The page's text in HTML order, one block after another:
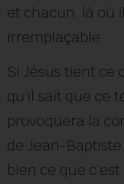
et chacun, là où
irremplaçable.
Si Jésus tient ce
qu’il sait que ce
provoquera la
de Jean-
bien ce que